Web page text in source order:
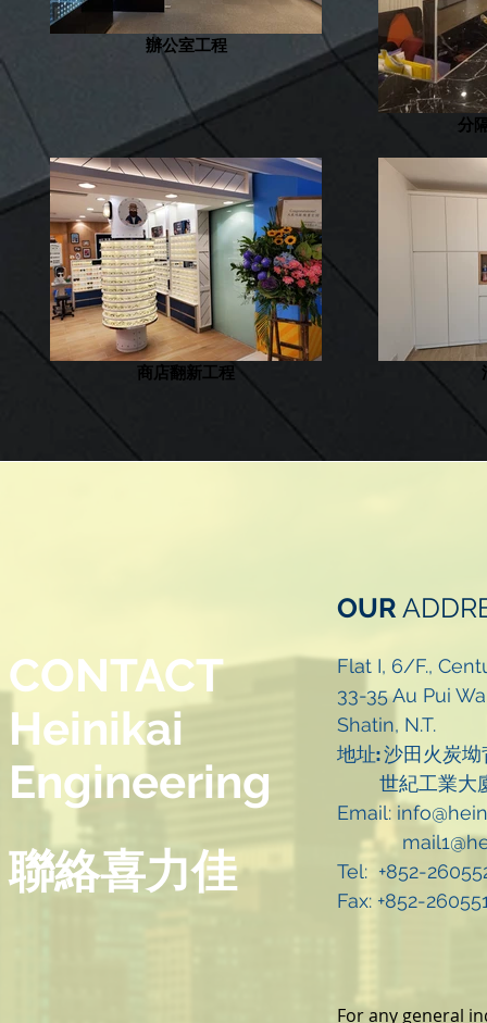
辦公室工程
分
商店翻新工程
OUR
Flat I, 6/F.,
33-35 Au Pui
Shatin, N.T.
地址: 沙田火炭
世紀工業大
Email:
Tel: +852-
​Fax: +852-
For any general
CONTACT
Heinikai
Engineering
聯絡喜力佳